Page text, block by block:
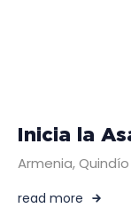
Inicia la
Armenia,
read more